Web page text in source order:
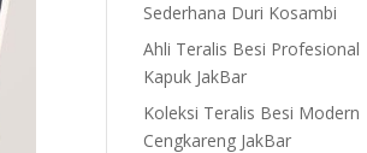
Sederhana Duri Kosambi
Ahli Teralis Besi Profesional
Kapuk JakBar
Koleksi Teralis Besi Modern
Cengkareng JakBar